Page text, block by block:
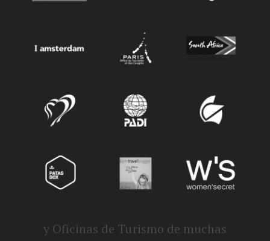
y Oficinas de Turismo de muchas